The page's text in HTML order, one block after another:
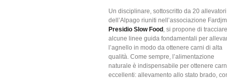
Un disciplinare, sottoscritto da 20 allevatori
dell’Alpago riuniti nell’associazione
Presidio Slow Food , si propone di tracciare
alcune linee guida fondamentali per
l’agnello in modo da ottenere carni di alta
qualità. Come sempre, l’alimentazione
naturale è indispensabile per ottenere
eccellenti: allevamento allo stato brado,